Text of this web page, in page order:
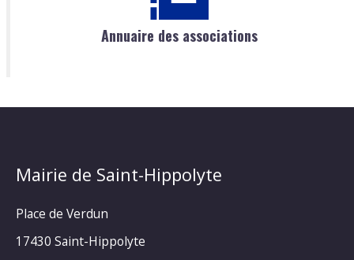
Annuaire des associations
Mairie de Saint-Hippolyte
Place de Verdun
17430 Saint-Hippolyte